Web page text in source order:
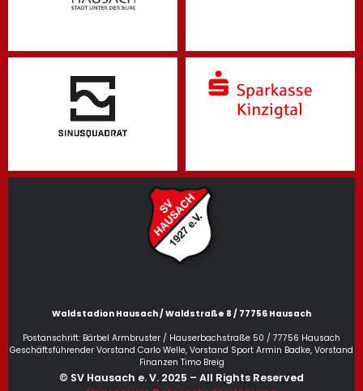
Waldstadion Hausach / Waldstraße 8 / 77756 Hausach
Postanschrift: Bärbel Armbruster / Hauserbachstraße 50 / 77756 Hausach
Geschäftsführender Vorstand Carlo Welle, Vorstand Sport Armin Badke, Vorstand
Finanzen Timo Breig
© SV Hausach e. V. 2025 – All Rights Reserved